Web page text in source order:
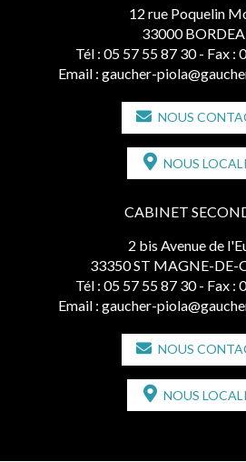
12 rue Poquelin
33000
Tél : 05 57 55 87 30 - Fax :
Email : gaucher-
NOUS
NOUS
CABINET
2 bis Avenue de
33350 ST MAGNE-DE-
Tél : 05 57 55 87 30 - Fax :
Email : gaucher-
NOUS
NOUS